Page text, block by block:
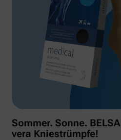
Sommer. Sonne.
vera Kniestrümpfe!